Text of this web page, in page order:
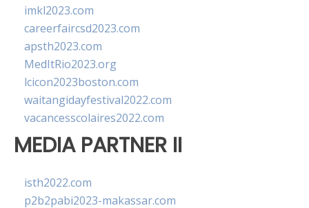
imkl2023.com
careerfaircsd2023.com
apsth2023.com
MedItRio2023.org
lcicon2023boston.com
waitangidayfestival2022.com
vacancesscolaires2022.com
MEDIA PARTNER II
isth2022.com
p2b2pabi2023-makassar.com